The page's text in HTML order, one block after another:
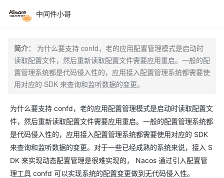
中间件小哥
简介：
为什么要支持 confd，老的应用配置管理模式是启动时
读取配置文件，然后重新读取配置文件需要应用重启。一般的配
置管理系统都是代码侵入性的，应用接入配置管理系统都需要使
用对应的 SDK 来查询和监听数据的变更。
为什么要支持 confd，老的应用配置管理模式是启动时读取配置文
件，然后重新读取配置文件需要应用重启。一般的配置管理系统都
是代码侵入性的，应用接入配置管理系统都需要使用对应的 SDK
来查询和监听数据的变更。对于一些已经成熟的系统来说，接入 S
DK 来实现动态配置管理是很难实现的， Nacos 通过引入配置管
理工具 confd 可以实现系统的配置变更做到无代码侵入性。